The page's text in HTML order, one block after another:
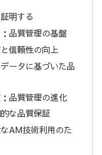
明する
品質管理の基盤
信頼性の向上
ータに基づいた品
品質管理の進化
な品質保証
AM技術利用のた